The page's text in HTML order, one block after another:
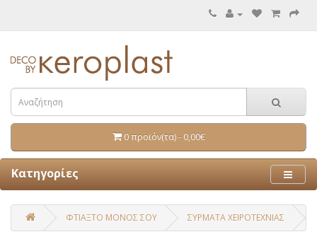
0 προϊόν(τα) - 0,00€
Κατηγορίες
ΦΤΙΑΞΤΟ ΜΟΝΟΣ ΣΟΥ ΣΥΡΜΑΤΑ ΧΕΙΡΟΤΕΧΝΙΑΣ